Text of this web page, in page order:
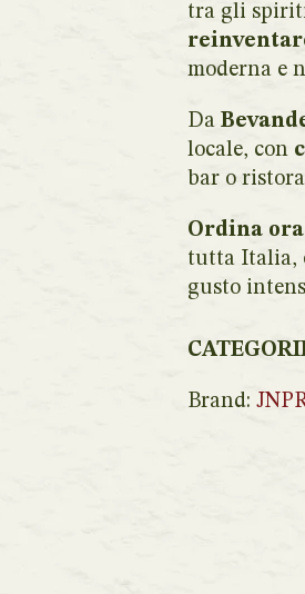
tra gli spiriti
moderna e
Da
locale, con
bar o
Ordina ora
tutta Italia,
gusto
Brand: